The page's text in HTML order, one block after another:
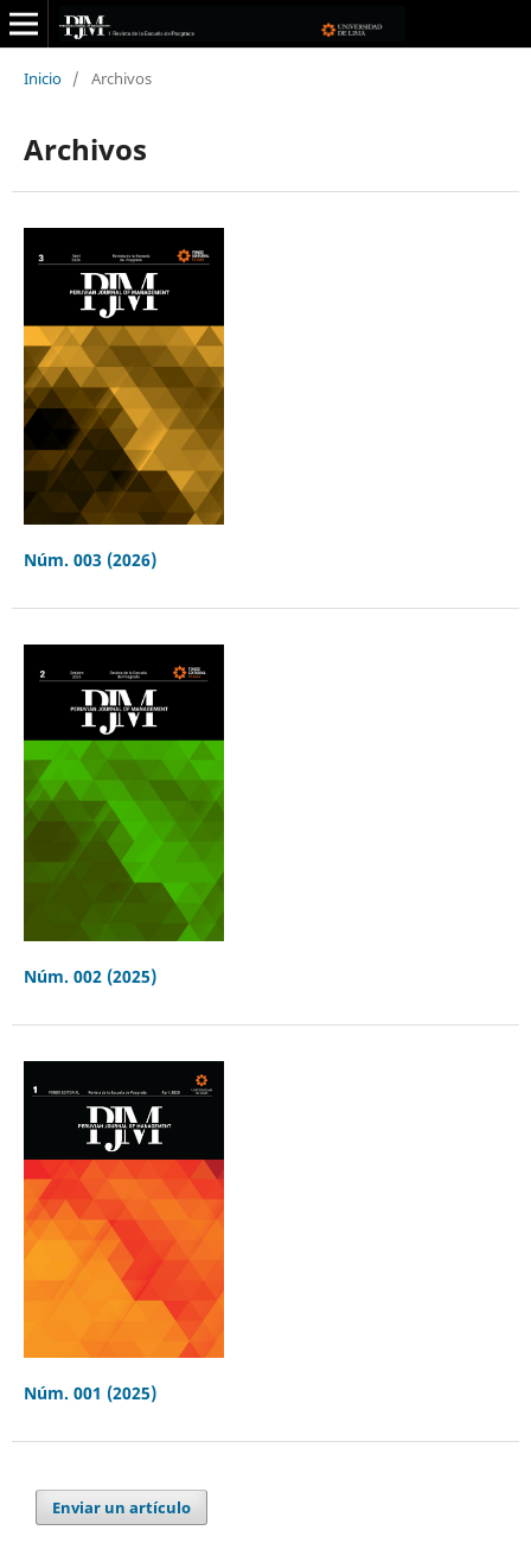
Inicio / Archivos
Archivos
Núm. 003 (2026)
Núm. 002 (2025)
Núm. 001 (2025)
Enviar un artículo